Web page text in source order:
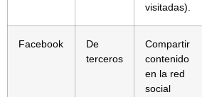
visitadas).
Facebook
De
terceros
Compartir
contenido
en la red
social